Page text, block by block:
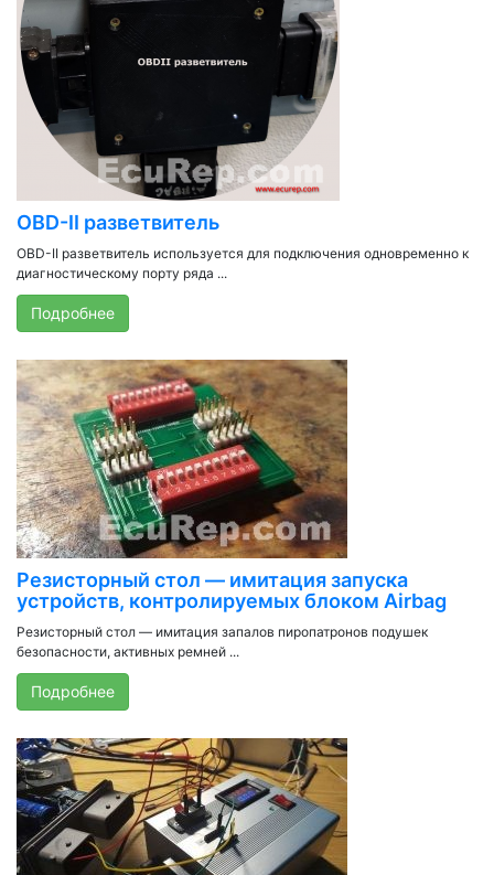
OBD-II разветвитель
OBD-II разветвитель используется для подключения одновременно к
диагностическому порту ряда ...
Подробнее
Резисторный стол — имитация запуска
устройств, контролируемых блоком Airbag
Резисторный стол — имитация запалов пиропатронов подушек
безопасности, активных ремней ...
Подробнее